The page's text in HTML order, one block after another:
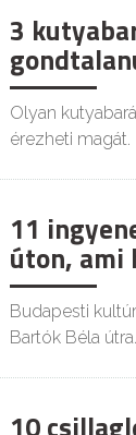
3
Olyan
érezheti magát.
11
úton, ami
Budapesti
Bartók Béla útra.